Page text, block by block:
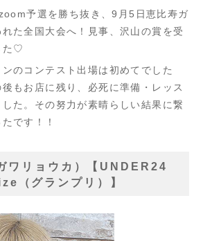
予選を勝ち抜き、9月5日恵比寿ガ
た全国大会へ！見事、沢山の賞を受
た♡
のコンテスト出場は初めてでした
もお店に残り、必死に準備・レッス
た。その努力が素晴らしい結果に繋
です！！
ワリョウカ）【UNDER24
グランプリ）】